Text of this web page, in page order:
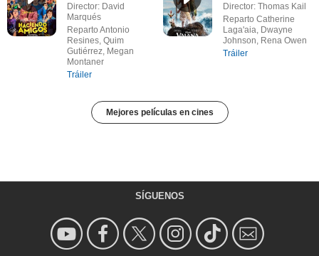
Director: David
Marqués
Reparto Antonio
Resines, Quim
Gutiérrez, Megan
Montaner
Tráiler
Director: Thomas Kail
Reparto Catherine
Laga'aia, Dwayne
Johnson, Rena Owen
Tráiler
Mejores películas en cines
SÍGUENOS